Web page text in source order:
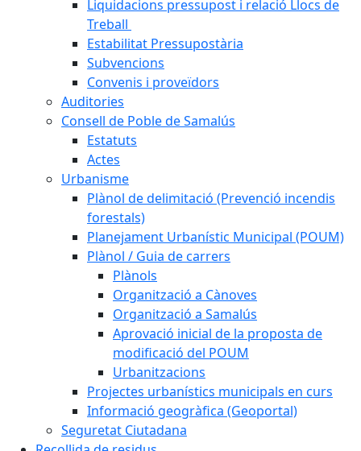
Liquidacions pressupost i relació Llocs de
Treball
Estabilitat Pressupostària
Subvencions
Convenis i proveïdors
Auditories
Consell de Poble de Samalús
Estatuts
Actes
Urbanisme
Plànol de delimitació (Prevenció incendis
forestals)
Planejament Urbanístic Municipal (POUM)
Plànol / Guia de carrers
Plànols
Organització a Cànoves
Organització a Samalús
Aprovació inicial de la proposta de
modificació del POUM
Urbanitzacions
Projectes urbanístics municipals en curs
Informació geogràfica (Geoportal)
Seguretat Ciutadana